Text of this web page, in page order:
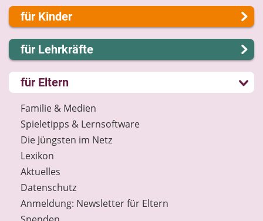
Über uns
Presse
Kontakt
Impressum
Internet-ABC Sitemap
Barrierefreiheit
Länderprojekte
für Kinder
Lernen und Schule
Hobby und Freizeit
Spiel und Spaß
Mitreden und Mitmachen
Lexikon
Datenschutz
Newsletter
für Lehrkräfte
Lernmodule
Unterrichts­materialien
Internet-ABC-Schule
Praxishilfen
Aktuelles
Materialbestellung
Lexikon
Datenschutz
Newsletter
Spenden
für Eltern
Familie & Medien
Spieletipps & Lernsoftware
Die Jüngsten im Netz
Lexikon
Aktuelles
Datenschutz
Anmeldung: Newsletter für Eltern